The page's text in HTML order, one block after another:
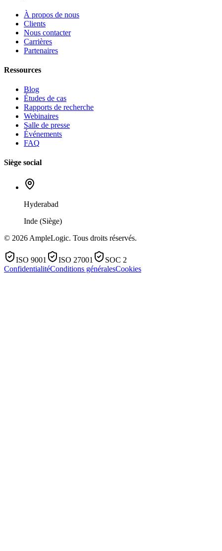
À propos de nous
Clients
Nous contacter
Carrières
Partenaires
Ressources
Blog
Études de cas
Rapports de recherche
Webinaires
Salle de presse
Événements
FAQ
Siège social
Hyderabad
Inde (Siège)
© 2026 AmpleLogic. Tous droits réservés.
ISO 9001 ISO 27001
SOC 2
ConfidentialitéConditions généralesCookies